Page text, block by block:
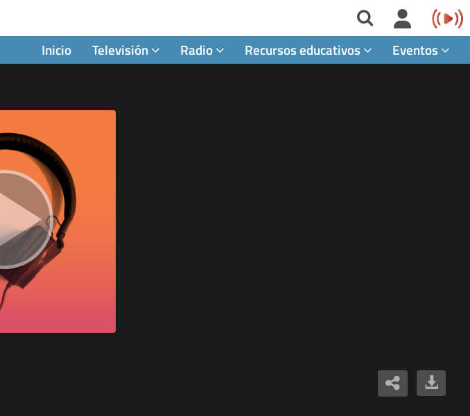
Inicio Televisión Radio Recursos educativos Eventos